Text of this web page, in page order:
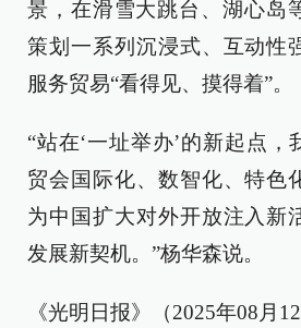
景，在滑雪大跳台、湖心岛
策划一系列沉浸式、互动性
服务贸易“看得见、摸得着”。
“站在‘一址举办’的新起点，
贸会国际化、数智化、特色
为中国扩大对外开放注入新
发展新契机。”杨华森说。
《光明日报》（2025年08月12